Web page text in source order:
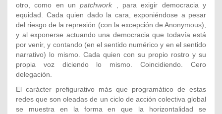
otro, como en unpatchwork , para exigir democracia y
equidad. Cada quien dado la cara, exponiéndose a pesar
del riesgo de la represión (con la excepción de Anonymous),
y al exponerse actuando una democracia que todavía está
por venir, y contando (en el sentido numérico y en el sentido
narrativo) lo mismo. Cada quien con su propio rostro y su
propia voz diciendo lo mismo. Coincidiendo. Cero
delegación.
El carácter prefigurativo más que programático de estas
redes que son oleadas de un ciclo de acción colectiva global
se muestra en la forma en que la horizontalidad se